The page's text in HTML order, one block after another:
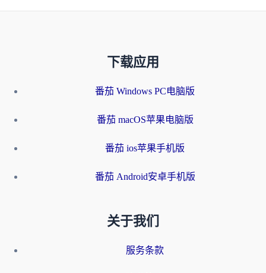
下载应用
番茄 Windows PC电脑版
番茄 macOS苹果电脑版
番茄 ios苹果手机版
番茄 Android安卓手机版
关于我们
服务条款